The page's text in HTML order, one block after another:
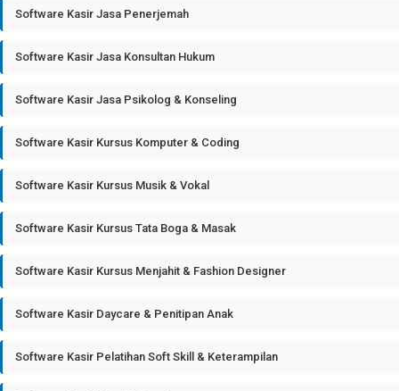
Software Kasir Jasa Penerjemah
Software Kasir Jasa Konsultan Hukum
Software Kasir Jasa Psikolog & Konseling
Software Kasir Kursus Komputer & Coding
Software Kasir Kursus Musik & Vokal
Software Kasir Kursus Tata Boga & Masak
Software Kasir Kursus Menjahit & Fashion Designer
Software Kasir Daycare & Penitipan Anak
Software Kasir Pelatihan Soft Skill & Keterampilan